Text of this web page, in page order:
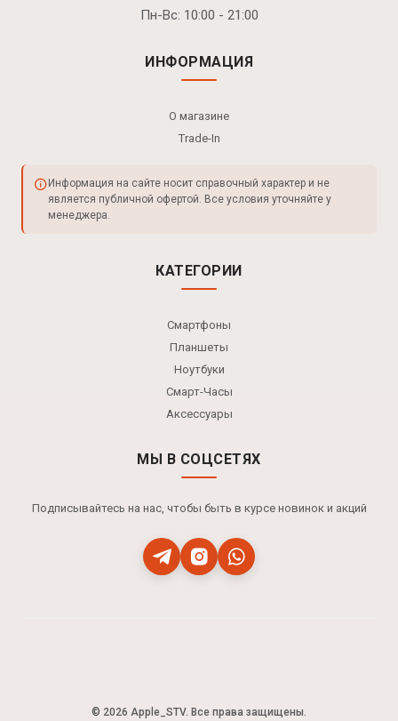
Пн-Вс: 10:00 - 21:00
ИНФОРМАЦИЯ
О магазине
Trade-In
Информация на сайте носит справочный характер и не
является публичной офертой. Все условия уточняйте у
менеджера.
КАТЕГОРИИ
Смартфоны
Планшеты
Ноутбуки
Смарт-Часы
Аксессуары
МЫ В СОЦСЕТЯХ
Подписывайтесь на нас, чтобы быть в курсе новинок и акций
© 2026 Apple_STV. Все права защищены.